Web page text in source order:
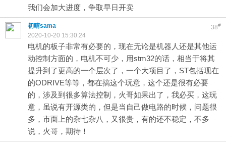
我们会加大进度，争取早日开卖
38#
初晴sama
2020-10-20 15:30:24
电机的板子非常有必要的，现在无论是机器人还是其他运
动控制方面的，电机不可少，用stm32的话，相当于将其
提升到了更高的一个层次了，一个大项目了，ST包括现在
的ODRIVE等等，都在搞这个玩意，这个还是很有必要
的，涉及到很多算法控制，火哥如果出了，我必买，这玩
意，虽说有开源类的，但是当自己做电路的时候，问题很
多，市面上的杂七杂八，又很贵，有的还不稳定，不多
说，火哥，期待！